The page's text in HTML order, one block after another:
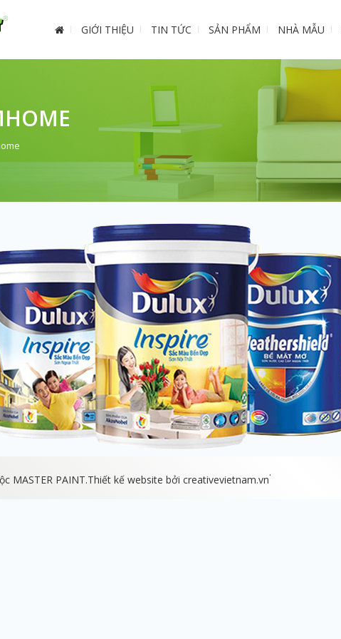
GIỚI THIỆU TIN TỨC SẢN PHẨM NHÀ MẪU
MASTER PAINT.
.
Thiết kế website bởi creativevietnam.vn